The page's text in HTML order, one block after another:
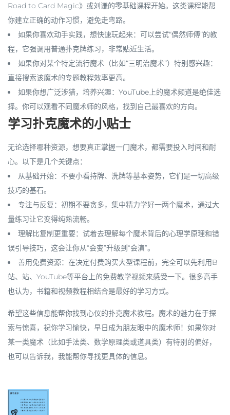
Road to Card Magic》或刘谦的零基础课程开始。这类课程能帮
你建立正确的动作习惯，避免走弯路。
如果你喜欢动手实践，想快速玩起来：可以尝试“偶然师傅”的教
程，它强调用普通扑克牌练习，非常贴近生活。
如果你对某个特定流行魔术（比如“三明治魔术”）特别感兴趣：
直接搜索该魔术的专题教程效率更高。
如果你想广泛涉猎，培养兴趣： YouTube 上的魔术频道是绝佳选
择。你可以观看不同魔术师的风格，找到自己最喜欢的方向。
学习扑克魔术的小贴士
无论选择哪种资源，想要真正掌握一门魔术，都需要投入时间和耐
心。以下是几个关键点：
从基础开始：不要小看持牌、洗牌等基本姿势，它们是一切高级
技巧的基石。
专注与反复：初期不要贪多，集中精力学好一两个魔术，通过大
量练习让它变得纯熟流畅。
理解比复制更重要：试着去理解每个魔术背后的心理学原理和错
误引导技巧，这会让你从“会变”升级到“会演”。
善用免费资源：在决定付费购买大型课程前，完全可以先利用B
站、站、YouTube等平台上的免费教学视频来感受一下。很多高手
也认为，书籍和视频教程相结合是最好的学习方式。
希望这些信息能帮你找到心仪的扑克魔术教程。魔术的魅力在于探
索与惊喜，祝你学习愉快，早日成为朋友眼中的魔术师！如果你对
某一类魔术（比如手法类、数学原理类或道具类）有特别的偏好，
也可以告诉我，我能帮你寻找更具体的信息。